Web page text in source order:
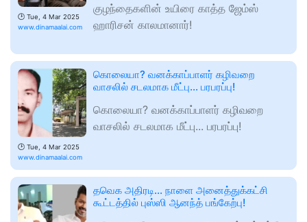
🕑 Tue, 4 Mar 2025
www.dinamaalai.com
குழந்தைகளின் உயிரை காத்த ஜேம்ஸ்
ஹாரிசன் காலமானார்!
🕑 Tue, 4 Mar 2025
www.dinamaalai.com
கொலையா? வனக்காப்பாளர் கழிவறை
வாசலில் சடலமாக மீட்பு... பரபரப்பு!
கொலையா? வனக்காப்பாளர் கழிவறை
வாசலில் சடலமாக மீட்பு... பரபரப்பு!
தவெக அதிரடி... நாளை அனைத்துக்கட்சி
கூட்டத்தில் புஸ்ஸி ஆனந்த் பங்கேற்பு!